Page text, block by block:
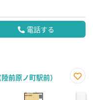
電話する
前原ノ町駅前）
に入